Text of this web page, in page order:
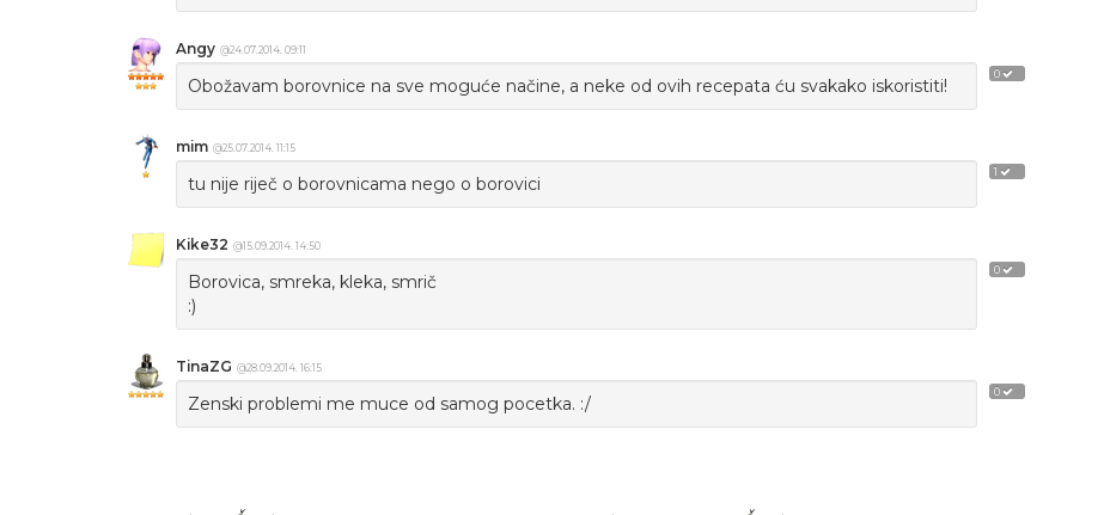
0
Angy @24.07.2014. 09:11
Obožavam borovnice na sve moguće načine, a neke od ovih recepata ću svakako iskoristiti!
1
mim @25.07.2014. 11:15
tu nije riječ o borovnicama nego o borovici
0
Kike32 @15.09.2014. 14:50
Borovica, smreka, kleka, smrič
:)
0
TinaZG @28.09.2014. 16:15
Zenski problemi me muce od samog pocetka. :/